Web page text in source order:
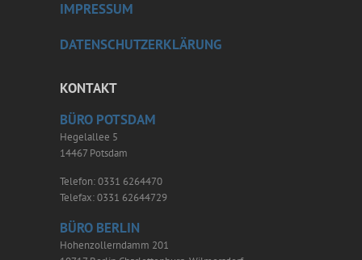
IMPRESSUM
DATENSCHUTZERKLÄRUNG
KONTAKT
BÜRO POTSDAM
Hegelallee 5
14467 Potsdam
Telefon: 0331 6264470
Telefax: 0331 62644729
BÜRO BERLIN
Hohenzollerndamm 201